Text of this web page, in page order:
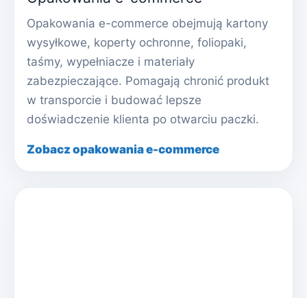
Opakowania e-commerce obejmują kartony
wysyłkowe, koperty ochronne, foliopaki,
taśmy, wypełniacze i materiały
zabezpieczające. Pomagają chronić produkt
w transporcie i budować lepsze
doświadczenie klienta po otwarciu paczki.
Zobacz opakowania e-commerce